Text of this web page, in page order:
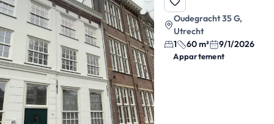
Oudegracht 35 G,
Utrecht
1
60 m² 9/1/2026
Appartement